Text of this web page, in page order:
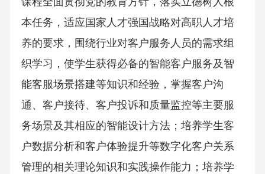
本任务，适应国家人才强国战略对高职人才培
养的要求，围绕行业对客户服务人员的需求组
织学习，使学生获得必备的智能客户服务及智
能客服场景搭建等知识和经验，掌握客户沟
通、客户接待、客户投诉和质量监控等主要服
务场景及其相应的智能设计方法；培养学生客
户数据分析和客户体验提升等数字化客户关系
管理的相关理论知识和实践操作能力；培养学